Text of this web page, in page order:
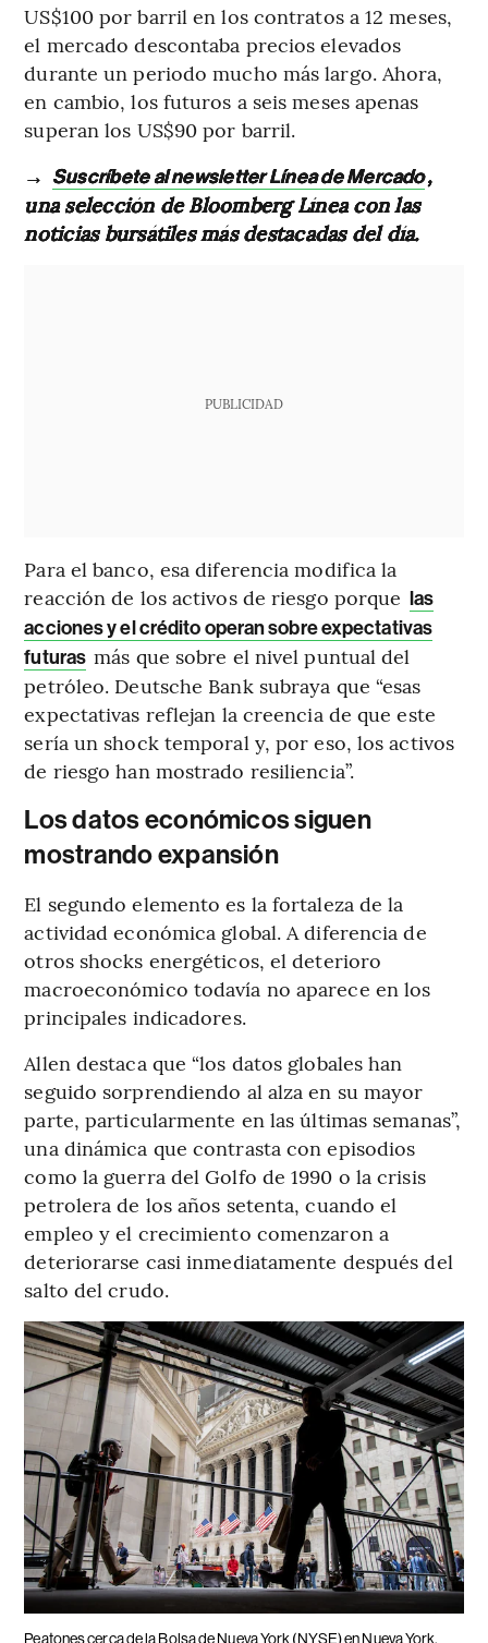
US$100 por barril en los contratos a 12 meses,
el mercado descontaba precios elevados
durante un periodo mucho más largo. Ahora,
en cambio, los futuros a seis meses apenas
superan los US$90 por barril.
→ Suscríbete al newsletter Línea de Mercado,
una selección de Bloomberg Línea con las
noticias bursátiles más destacadas del día.
PUBLICIDAD
Para el banco, esa diferencia modifica la
reacción de los activos de riesgo porque las
acciones y el crédito operan sobre expectativas
futuras más que sobre el nivel puntual del
petróleo. Deutsche Bank subraya que “esas
expectativas reflejan la creencia de que este
sería un shock temporal y, por eso, los activos
de riesgo han mostrado resiliencia”.
Los datos económicos siguen
mostrando expansión
El segundo elemento es la fortaleza de la
actividad económica global. A diferencia de
otros shocks energéticos, el deterioro
macroeconómico todavía no aparece en los
principales indicadores.
Allen destaca que “los datos globales han
seguido sorprendiendo al alza en su mayor
parte, particularmente en las últimas semanas”,
una dinámica que contrasta con episodios
como la guerra del Golfo de 1990 o la crisis
petrolera de los años setenta, cuando el
empleo y el crecimiento comenzaron a
deteriorarse casi inmediatamente después del
salto del crudo.
Peatones cerca de la Bolsa de Nueva York (NYSE) en Nueva York,